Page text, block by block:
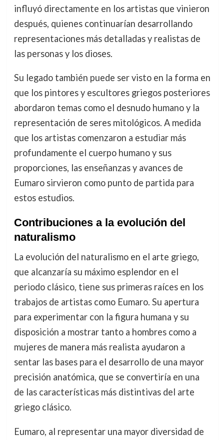
influyó directamente en los artistas que vinieron
después, quienes continuarían desarrollando
representaciones más detalladas y realistas de
las personas y los dioses.
Su legado también puede ser visto en la forma en
que los pintores y escultores griegos posteriores
abordaron temas como el desnudo humano y la
representación de seres mitológicos. A medida
que los artistas comenzaron a estudiar más
profundamente el cuerpo humano y sus
proporciones, las enseñanzas y avances de
Eumaro sirvieron como punto de partida para
estos estudios.
Contribuciones a la evolución del
naturalismo
La evolución del naturalismo en el arte griego,
que alcanzaría su máximo esplendor en el
periodo clásico, tiene sus primeras raíces en los
trabajos de artistas como Eumaro. Su apertura
para experimentar con la figura humana y su
disposición a mostrar tanto a hombres como a
mujeres de manera más realista ayudaron a
sentar las bases para el desarrollo de una mayor
precisión anatómica, que se convertiría en una
de las características más distintivas del arte
griego clásico.
Eumaro, al representar una mayor diversidad de